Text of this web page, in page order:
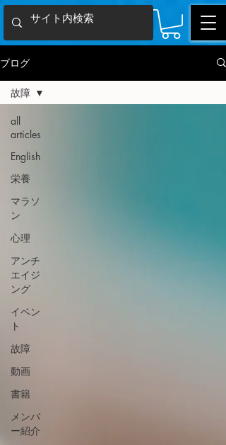
ブログ
all
articles
English
栄養
マラソ
ン
心理
アンチ
エイジ
ング
イベン
ト
故障
動画
書籍
メンバ
ー紹介
故障